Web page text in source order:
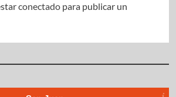
conectadopara publicar un